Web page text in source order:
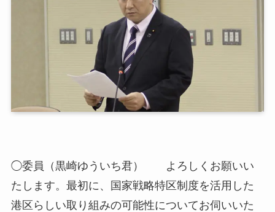
◯委員（黒崎ゆういち君） よろしくお願いい
たします。最初に、国家戦略特区制度を活用した
港区らしい取り組みの可能性についてお伺いいた